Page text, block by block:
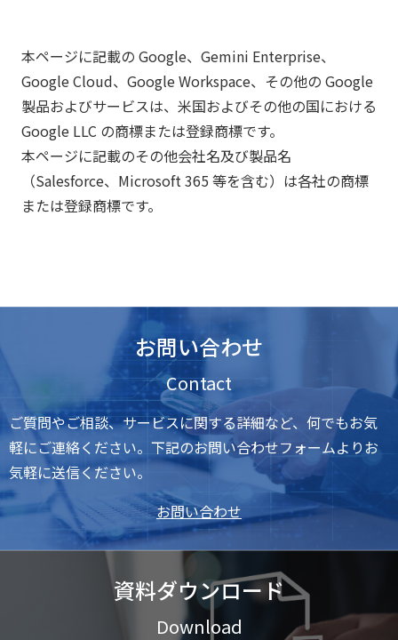
本ページに記載の Google、Gemini Enterprise、
Google Cloud、Google Workspace、その他の Google
製品およびサービスは、米国およびその他の国における
Google LLC の商標または登録商標です。
本ページに記載のその他会社名及び製品名
（Salesforce、Microsoft 365 等を含む）は各社の商標
または登録商標です。
お問い合わせ
Contact
ご質問やご相談、サービスに関する詳細など、何でもお気
軽にご連絡ください。下記のお問い合わせフォームよりお
気軽に送信ください。
お問い合わせ
資料ダウンロード
Download